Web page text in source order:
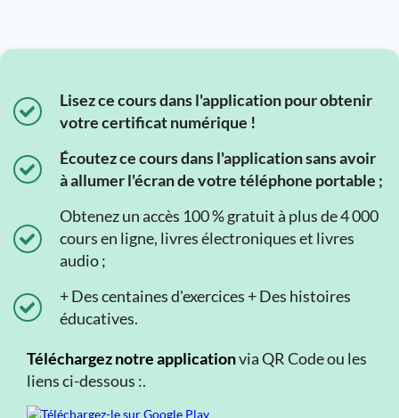
Lisez ce cours dans l'application pour obtenir
votre certificat numérique !
Écoutez ce cours dans l'application sans avoir
à allumer l'écran de votre téléphone portable ;
Obtenez un accès 100 % gratuit à plus de 4 000
cours en ligne, livres électroniques et livres
audio ;
+ Des centaines d'exercices + Des histoires
éducatives.
Téléchargez notre applicationvia QR Code ou les
liens ci-dessous :.